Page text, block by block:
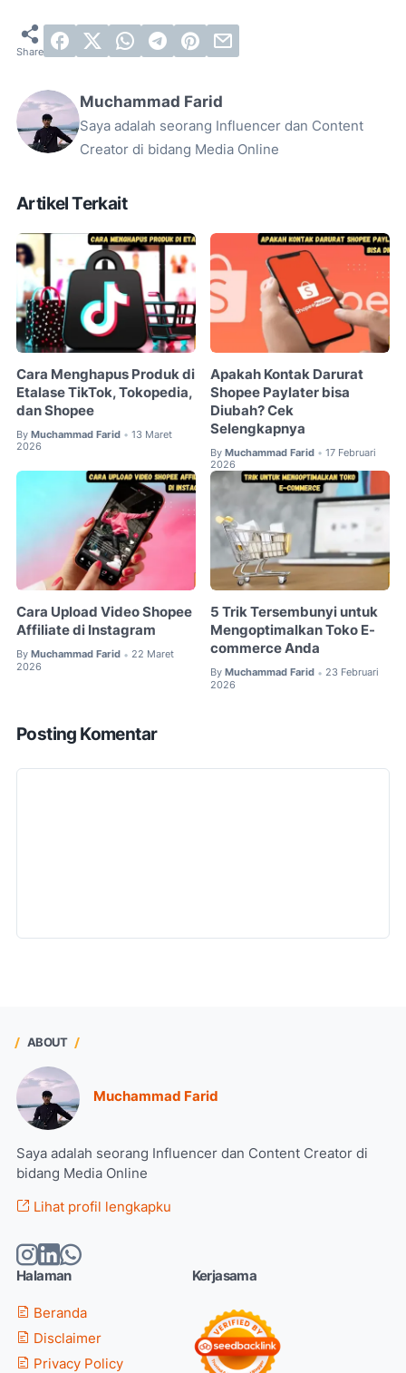
Muchammad Farid
Saya adalah seorang Influencer dan Content
Creator di bidang Media Online
Artikel Terkait
Cara Menghapus Produk di
Etalase TikTok, Tokopedia,
dan Shopee
By Muchammad Farid • 13 Maret
2026
Apakah Kontak Darurat
Shopee Paylater bisa
Diubah? Cek
Selengkapnya
By Muchammad Farid • 17 Februari
2026
Cara Upload Video Shopee
Affiliate di Instagram
By Muchammad Farid • 22 Maret
2026
5 Trik Tersembunyi untuk
Mengoptimalkan Toko E-
commerce Anda
By Muchammad Farid • 23 Februari
2026
Posting Komentar
ABOUT
Muchammad Farid
Saya adalah seorang Influencer dan Content Creator di
bidang Media Online
Lihat profil lengkapku
Halaman
Beranda
Disclaimer
Privacy Policy
Kerjasama